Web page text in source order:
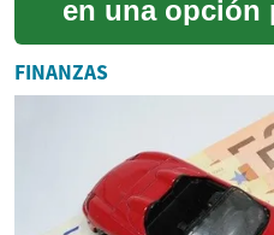
en una opción
muchos
a su
capacidad...
FINANZAS